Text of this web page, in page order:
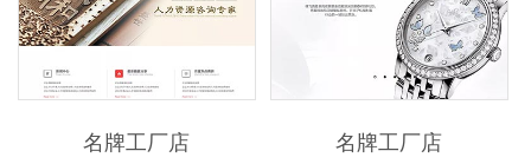
名牌工厂店 名牌工厂店